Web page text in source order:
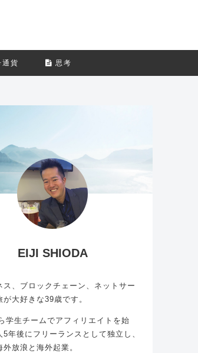
通貨 思考
EIJI SHIODA
ス、ブロックチェーン、ネットサー
が大好きな39歳です。
学生チームでアフィリエイトを始
5年後にフリーランスとして独立し、
外放浪と海外起業。